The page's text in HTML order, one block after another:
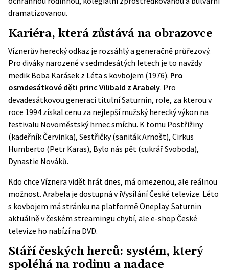
dramatizovanou.
Kariéra, která zůstává na obrazovce
Víznerův herecký odkaz je rozsáhlý a generačně průřezový.
Pro diváky narozené v sedmdesátých letech je to navždy
medik Boba Karásek z Léta s kovbojem (1976). Pro
osmdesátkové děti princ Vilibald z Arabely. Pro
devadesátkovou generaci titulní Saturnin, role, za kterou v
roce 1994 získal cenu za nejlepší mužský herecký výkon na
festivalu Novoměstský hrnec smíchu. K tomu Postřižiny
(kadeřník Červinka), Sestřičky (saniťák Arnošt), Cirkus
Humberto (Petr Karas), Bylo nás pět (cukrář Svoboda),
Dynastie Nováků.
Kdo chce Víznera vidět hrát dnes, má omezenou, ale reálnou
možnost. Arabela je dostupná v iVysílání České televize. Léto
s kovbojem má stránku na platformě Oneplay. Saturnin
aktuálně v českém streamingu chybí, ale e-shop České
televize ho nabízí na DVD.
Stáří českých herců: systém, který
spoléhá na rodinu a nadace